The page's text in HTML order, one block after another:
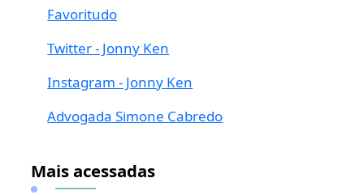
Favoritudo
Twitter - Jonny Ken
Instagram - Jonny Ken
Advogada Simone Cabredo
Mais acessadas